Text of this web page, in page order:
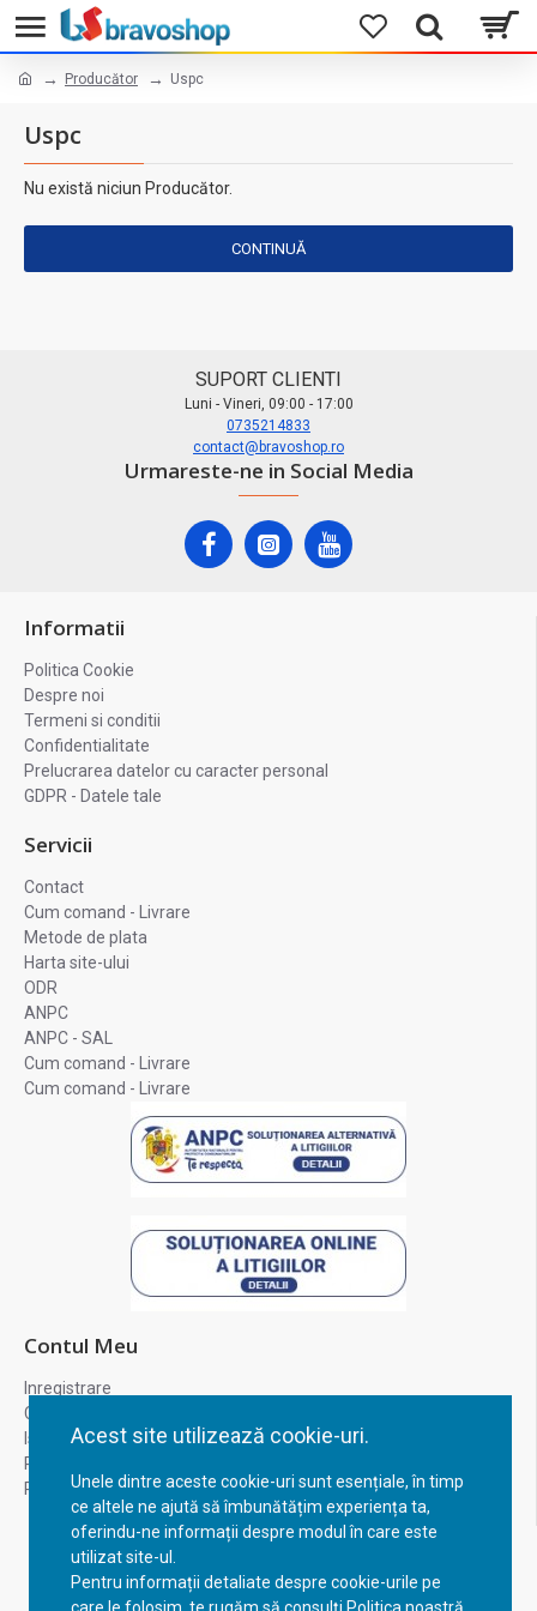
Acest site utilizează cookie-uri.
Unele dintre aceste cookie-uri sunt esențiale, în timp
ce altele ne ajută să îmbunătățim experiența ta,
oferindu-ne informații despre modul în care este
utilizat site-ul.
Pentru informații detaliate despre cookie-urile pe
Producător Uspc
Uspc
Nu există niciun Producător.
CONTINUĂ
SUPORT CLIENTI
Luni - Vineri, 09:00 - 17:00
0735214833
contact@bravoshop.ro
Urmareste-ne in Social Media
Informatii
Politica Cookie
Despre noi
Termeni si conditii
Confidentialitate
Prelucrarea datelor cu caracter personal
GDPR - Datele tale
Servicii
Contact
Cum comand - Livrare
Metode de plata
Harta site-ului
ODR
ANPC
ANPC - SAL
Cum comand - Livrare
Cum comand - Livrare
Contul Meu
Inregistrare
Contul meu
Istoric comenzi
Recuperare parola
Returnare produs